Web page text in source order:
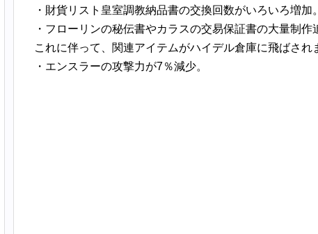
・財貨リスト皇室調教納品書の交換回数がいろいろ増加。
・フローリンの秘伝書やカラスの交易保証書の大量制
これに伴って、関連アイテムがハイデル倉庫に飛ばされ
・エンスラーの攻撃力が7％減少。